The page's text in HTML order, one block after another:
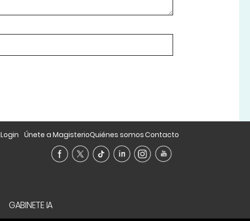
Login Únete a MagisterioQuiénes somosContacto
GABINETE IA